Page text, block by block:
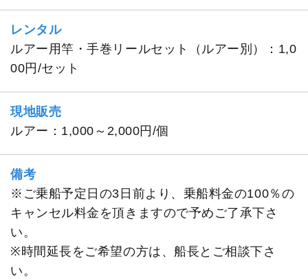
レンタル
ルアー用竿・手巻リールセット（ルアー別）：1,0
00円/セット
現地販売
ルアー：1,000～2,000円/個
備考
※ご乗船予定日の3日前より、乗船料金の100％の
キャンセル料金を頂きますので予めご了承下さ
い。
※時間延長をご希望の方は、船長とご相談下さ
い。